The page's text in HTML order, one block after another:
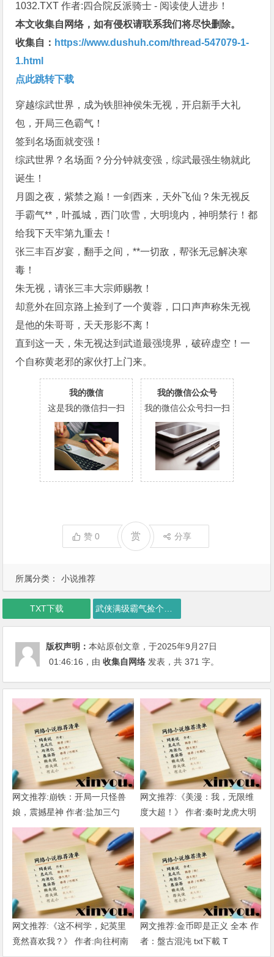
所属分类： 小说推荐
1032.TXT 作者:四合院反派骑士 - 阅读使人进步！
本文收集自网络，如有侵权请联系我们将尽快删除。
收集自： https://www.dushuh.com/thread-547079-1-
1.html
点此跳转下载
穿越综武世界，成为铁胆神侯朱无视，开启新手大礼
包，开局三色霸气！
签到名场面就变强！
综武世界？名场面？分分钟就变强，综武最强生物就此
诞生！
月圆之夜，紫禁之巅！一剑西来，天外飞仙？朱无视反
手霸气**，叶孤城，西门吹雪，大明境内，神明禁行！都
给我下天牢第九重去！
张三丰百岁宴，翻手之间，**一切敌，帮张无忌解决寒
毒！
朱无视，请张三丰大宗师赐教！
却意外在回京路上捡到了一个黄蓉，口口声声称朱无视
是他的朱哥哥，天天形影不离！
直到这一天，朱无视达到武道最强境界，破碎虚空！一
个自称黄老邪的家伙打上门来。
我的微信
这是我的微信扫一扫
我的微信公众号
我的微信公众号扫一扫
赞0 赏 分享
TXT下载 武侠满级霸气捡个黄蓉当老婆.TXT下载
版权声明：本站原创文章，于2025年9月27日
01:46:16 ，由收集自网络 发表，共 371 字。
网文推荐:崩铁：开局一只怪兽
娘，震撼星神 作者:盐加三勺
（1-218）TXT下载
网文推荐:《美漫：我，无限维
度大超！》 作者:秦时龙虎大明
1-802章 TXT下载
网文推荐:《这不柯学，妃英里
竟然喜欢我？》 作者:向往柯南
网文推荐:金币即是正义 全本 作
者：盤古混沌 txt下載 T